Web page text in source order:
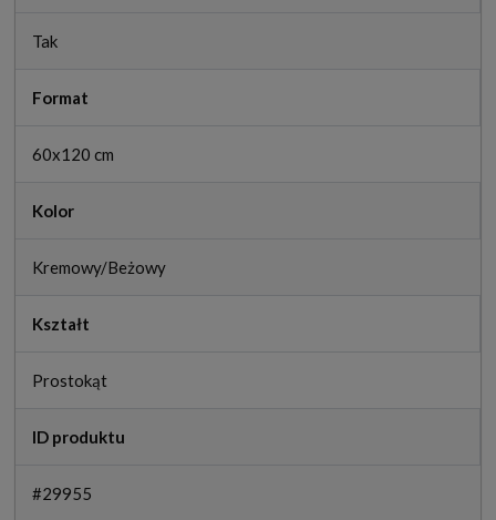
Tak
Format
60x120 cm
Kolor
Kremowy/Beżowy
Kształt
Prostokąt
ID produktu
#29955